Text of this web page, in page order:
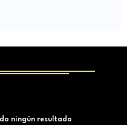
ningún resultado